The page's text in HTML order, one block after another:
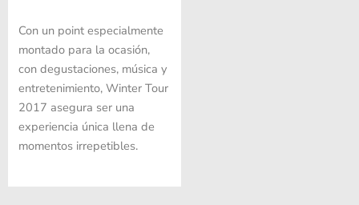
Con un point especialmente
montado para la ocasión,
con degustaciones, música y
entretenimiento, Winter Tour
2017 asegura ser una
experiencia única llena de
momentos irrepetibles.